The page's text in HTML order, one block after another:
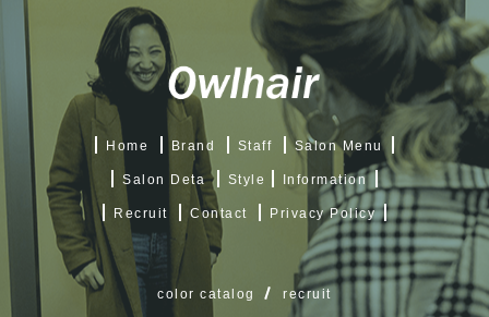
Home Brand Staff Salon Menu
Salon Deta Style Information
Recruit Contact Privacy Policy
color catalog recruit